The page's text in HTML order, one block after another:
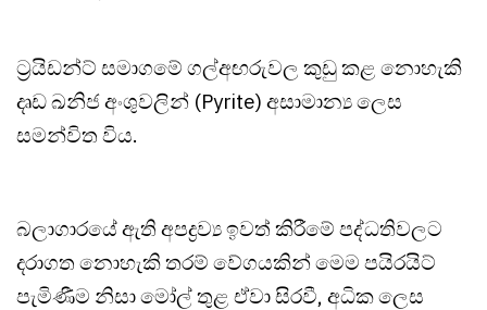
ට්‍රයිඩන්ට් සමාගමේ ගල්අඟරුවල කුඩු කළ නොහැකි
දෘඩ ඛනිජ අංශුවලින් (Pyrite) අසාමාන්‍ය ලෙස
සමන්විත විය.
බලාගාරයේ ඇති අපද්‍රව්‍ය ඉවත් කිරීමේ පද්ධතිවලට
දරාගත නොහැකි තරම් වේගයකින් මෙම පයිරයිට්
පැමිණීම නිසා මෝල් තුළ ඒවා සිරවී, අධික ලෙස